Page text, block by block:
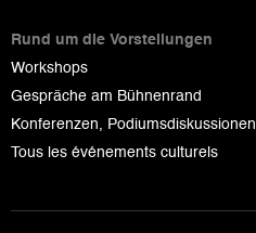
Rund um die Vorstellungen
Workshops
Gespräche am Bühnenrand
Konferenzen, Podiumsdiskussionen
Tous les événements culturels